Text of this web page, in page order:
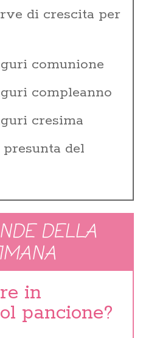
di crescita per
comunione
compleanno
cresima
del
DELLA
in
pancione?